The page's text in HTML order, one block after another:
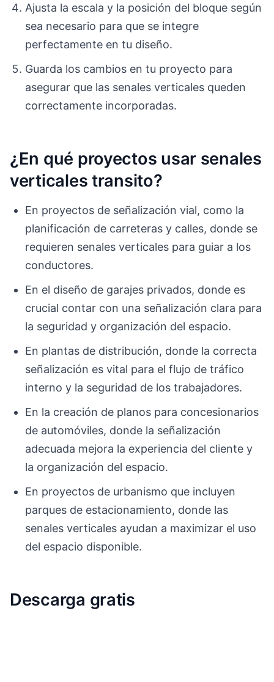
Ajusta la escala y la posición del bloque según
sea necesario para que se integre
perfectamente en tu diseño.
Guarda los cambios en tu proyecto para
asegurar que las senales verticales queden
correctamente incorporadas.
¿En qué proyectos usar senales
verticales transito?
En proyectos de señalización vial, como la
planificación de carreteras y calles, donde se
requieren senales verticales para guiar a los
conductores.
En el diseño de garajes privados, donde es
crucial contar con una señalización clara para
la seguridad y organización del espacio.
En plantas de distribución, donde la correcta
señalización es vital para el flujo de tráfico
interno y la seguridad de los trabajadores.
En la creación de planos para concesionarios
de automóviles, donde la señalización
adecuada mejora la experiencia del cliente y
la organización del espacio.
En proyectos de urbanismo que incluyen
parques de estacionamiento, donde las
senales verticales ayudan a maximizar el uso
del espacio disponible.
Descarga gratis